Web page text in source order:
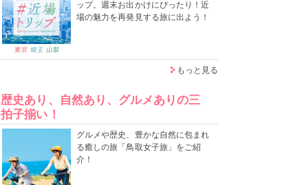
ップ。週末お出かけにぴったり！近
場の魅力を再発見する旅に出よう！
もっと見る
歴史あり、自然あり、グルメありの三
拍子揃い！
グルメや歴史、豊かな自然に包まれ
る癒しの旅「鳥取女子旅」をご紹
介！